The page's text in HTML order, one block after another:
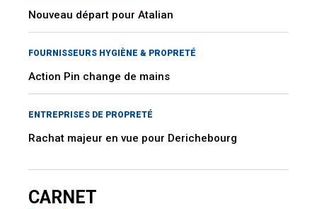
Nouveau départ pour Atalian
FOURNISSEURS HYGIÈNE & PROPRETÉ
Action Pin change de mains
ENTREPRISES DE PROPRETÉ
Rachat majeur en vue pour Derichebourg
CARNET